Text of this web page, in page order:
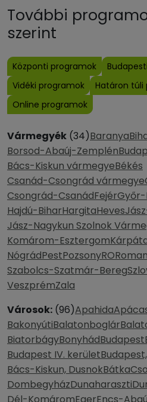
További
szerint
Központi programok
Vidéki programok
Határon túli
Online programok
Vármegyék (34)Baranya
Borsod-Abaúj-Zemplén
Bács-Kiskun vármegyeBékés
Csanád-Csongrád vármegye
Csongrád-CsanádFejér
Hajdú-BiharHargitaHeves
Jász-Nagykun Szolnok
Komárom-Esztergom
NógrádPestPozsonyRO
Szabolcs-Szatmár-Bereg
VeszprémZala
Városok: (96)Apahida
BakonyútiBalatonboglár
BiatorbágyBonyhádBudapest
Budapest IV. kerület
Bács-Kiskun, DusnokBátka
DombegyházDunaharaszti
Dél-KomáromEgerEncs-